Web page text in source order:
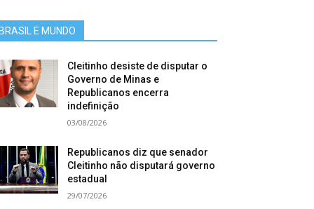
BRASIL E MUNDO
Cleitinho desiste de disputar o
Governo de Minas e
Republicanos encerra
indefinição
03/08/2026
Republicanos diz que senador
Cleitinho não disputará governo
estadual
29/07/2026